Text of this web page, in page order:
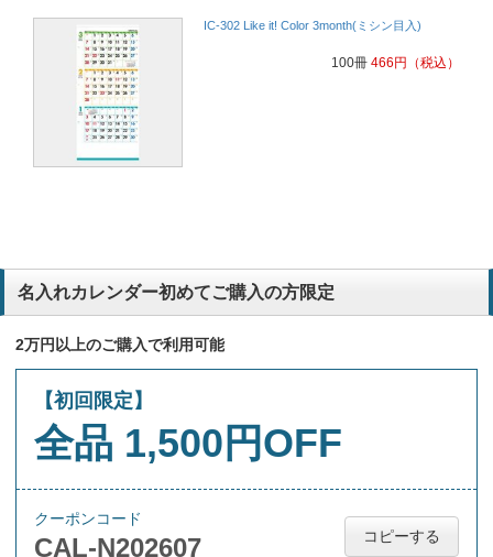
IC-302 Like it! Color 3month(ミシン目入)
100冊 466 円 （税込）
名入れカレンダー初めてご購入の方限定
2万円以上のご購入で利用可能
【初回限定】
全品 1,500円OFF
クーポンコード
CAL-N202607 コピーする